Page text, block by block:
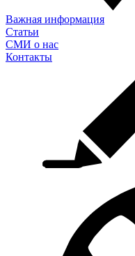
Важная информация
Статьи
СМИ о нас
Контакты